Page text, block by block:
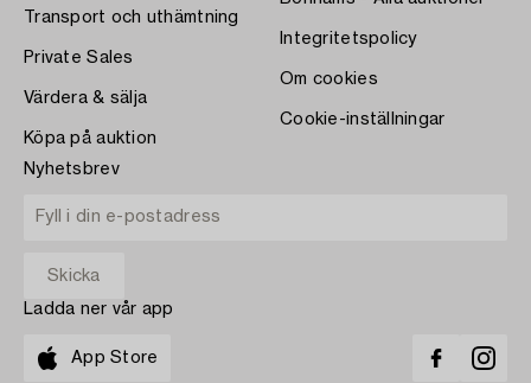
Transport och uthämtning
Private Sales
Värdera & sälja
Köpa på auktion
Integritetspolicy
Om cookies
Cookie-inställningar
Nyhetsbrev
Ladda ner vår app
App Store